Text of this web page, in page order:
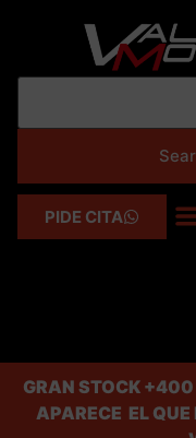
PIDE CITA
GRAN STOCK+400
APARECE EL